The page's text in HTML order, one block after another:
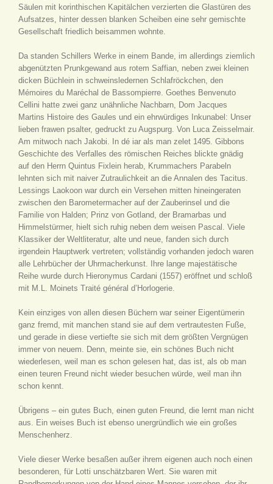
Säulen mit korinthischen Kapitälchen verzierten die Glastüren des
Aufsatzes, hinter dessen blanken Scheiben eine sehr gemischte
Gesellschaft friedlich beisammen wohnte.
Da standen Schillers Werke in einem Bande, im allerdings ziemlich
abgenützten Prunkgewand aus rotem Saffian, neben zwei kleinen
dicken Büchlein in schweinsledernen Schlafröckchen, den
Mémoires du Maréchal de Bassompierre. Goethes Benvenuto
Cellini hatte zwei ganz unähnliche Nachbarn, Dom Jacques
Martins Histoire des Gaules und ein ehrwürdiges Inkunabel: Unser
lieben frawen psalter, gedruckt zu Augspurg. Von Luca Zeisselmair.
Am mitwoch nach Jakobi. In dé iar als man zelet 1495. Gibbons
Geschichte des Verfalles des römischen Reiches blickte gnädig
auf den Herrn Quintus Fixlein herab, Krummachers Parabeln
lehnten sich mit naiver Zutraulichkeit an die Annalen des Tacitus.
Lessings Laokoon war durch ein Versehen mitten hineingeraten
zwischen den Barometermacher auf der Zauberinsel und die
Familie von Halden; Prinz von Gotland, der Bramarbas und
Himmelstürmer, hielt sich ruhig neben dem weisen Pascal. Viele
Klassiker der Weltliteratur, alte und neue, fanden sich durch
irgendein Hauptwerk vertreten; vollständig vorhanden jedoch waren
alle Lehrbücher der Uhrmacherkunst. Ihre lange majestätische
Reihe wurde durch Hieronymus Cardani (1557) eröffnet und schloß
mit M.L. Moinets Traité général d’Horlogerie.
Kein einziges von allen diesen Büchern war seiner Eigentümerin
ganz fremd, mit manchen stand sie auf dem vertrautesten Fuße,
und gerade in diese vertiefte sie sich mit dem größten Vergnügen
immer von neuem. Denn, meinte sie, ein schönes Buch nicht
wiederlesen, weil man es schon gelesen hat, das ist, als ob man
einen teuren Freund nicht wieder besuchen würde, weil man ihn
schon kennt.
Übrigens – ein gutes Buch, einen guten Freund, die lernt man nicht
aus. Ein weises Buch ist ebenso unergründlich wie ein großes
Menschenherz.
Viele dieser Werke besaßen außer ihrem eigenen auch noch einen
besonderen, für Lotti unschätzbaren Wert. Sie waren mit